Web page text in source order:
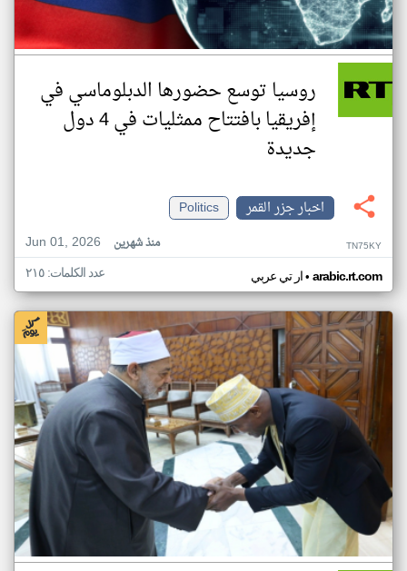
روسيا توسع حضورها الدبلوماسي في
إفريقيا بافتتاح ممثليات في 4 دول
جديدة
اخبار جزر القمر
Politics
Jun 01, 2026
منذ شهرين TN75KY
ار تي عربي• arabic.rt.com عدد الكلمات: ٢١٥